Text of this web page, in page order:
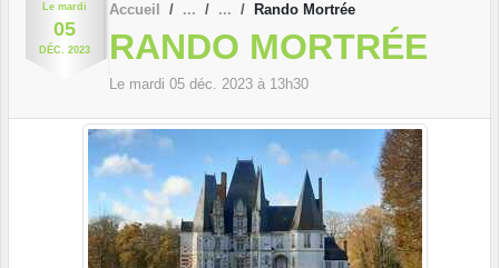
Le mardi
05
DÉC. 2023
Accueil Rando Mortrée
RANDO MORTRÉE
Le mardi 05 déc. 2023 à 13h30